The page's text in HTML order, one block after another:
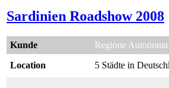
Sardinien Roadshow 2008
Kunde
Regione
Location
5 Städte in